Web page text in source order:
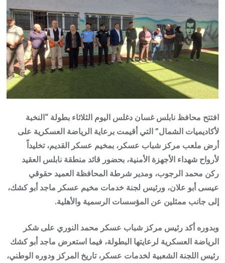
افتتح محافظ نابلس غسان دغلس اليوم الثلاثاء بطولة “النخبة
لأكاديميات الشمال” التي أقيمت برعاية الرياضة العسكرية على
أرض ملعب مركز شباب عسكر، بمخيم عسكر القديم، تخليداً
لأرواح شهداء الأجهزة الأمنية، بحضور قائد منطقة نابلس العقيد
ركن محمد الرجوب، ومدير شرطة المحافظة العميد حقوقي
عيسى أبو علان، ورئيس لجنة خدمات مخيم عسكر ماجد أبو كشك،
إلى جانب ممثلين عن المؤسسات الرسمية والأهلية.
وبدوره أكد رئيس مركز شباب عسكر محمد النوري على شكر
الرياضة العسكرية لرعايتها البطولة، فيما استعرض ماجد أبو كشك
رئيس اللجنة الشعبية لخدمات عسكر، تاريخ المركز ودوره الوطني،